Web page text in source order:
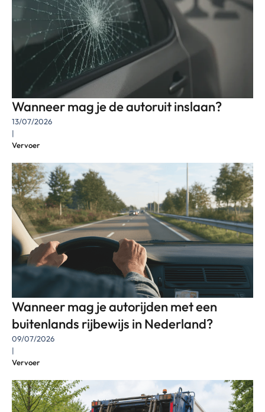
Wanneer mag je de autoruit inslaan?
13/07/2026
|
Vervoer
Wanneer mag je autorijden met een
buitenlands rijbewijs in Nederland?
09/07/2026
|
Vervoer